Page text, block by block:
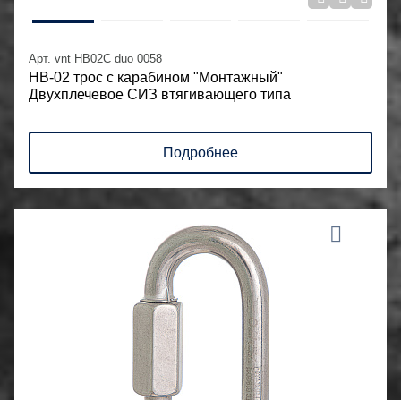
Арт. vnt HB02C duo 0058
НВ-02 трос с карабином "Монтажный"
Двухплечевое СИЗ втягивающего типа
Подробнее